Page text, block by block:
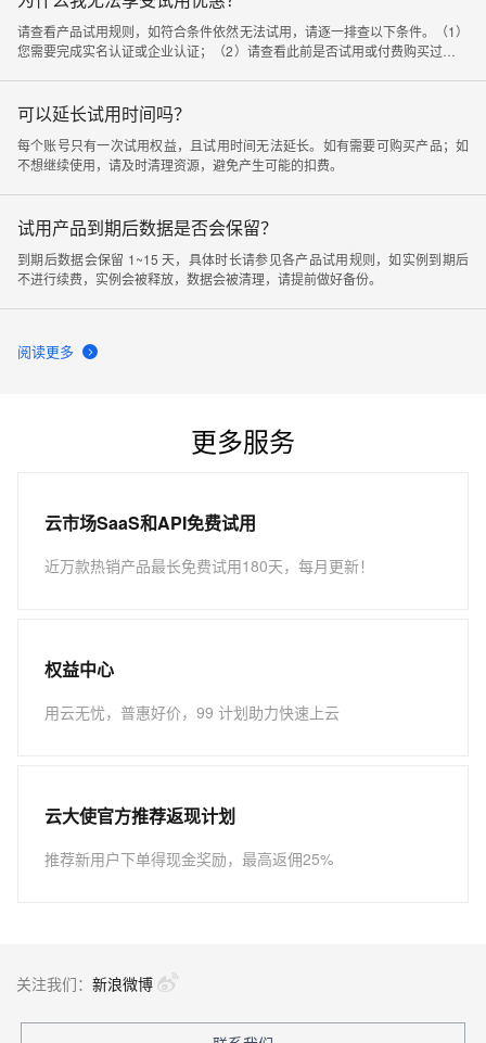
请查看产品试用规则，如符合条件依然无法试用，请逐一排查以下条件。（1）
您需要完成实名认证或企业认证；（2）请查看此前是否试用或付费购买过相关
面开通产品才能享受使用权益，从其他开通页面进入无法参与免费试用活动。
可以延长试用时间吗？
每个账号只有一次试用权益，且试用时间无法延长。如有需要可购买产品；如
不想继续使用，请及时清理资源，避免产生可能的扣费。
试用产品到期后数据是否会保留？
到期后数据会保留 1~15 天，具体时长请参见各产品试用规则，如实例到期后
不进行续费，实例会被释放，数据会被清理，请提前做好备份。
阅读更多
更多服务
云市场SaaS和API免费试用
近万款热销产品最长免费试用180天，每月更新！
权益中心
用云无忧，普惠好价，99 计划助力快速上云
云大使官方推荐返现计划
推荐新用户下单得现金奖励，最高返佣25%
关注我们： 新浪微博